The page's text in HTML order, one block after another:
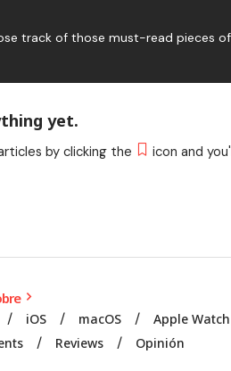
track of those must-read pieces
yet.
by clicking the
icon and
iOS macOS Apple Watch
Reviews Opinión